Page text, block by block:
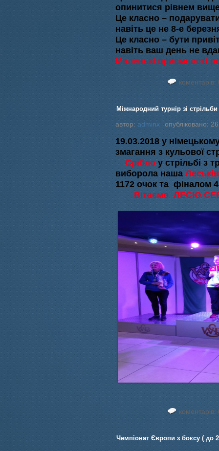
опинитися рівнем
Це класно –
навіть це не 8-е
Це класно – бути
навіть ваш день не
Маленькі приємності
коментарів:
Міжнародний турнір зі
автор: adminx опубліковано:
19.03.2018 у
змагання з кульової
Срібло у стрільбі з
виборола наша
1172 очок та фіналом
Вітаємо ЛЕСЮ
коментарів:
Чемпіонат Європи з боксу ( до